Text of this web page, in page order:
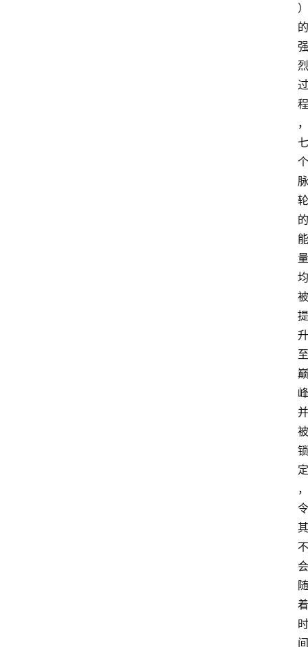
）
的
强
烈
过
程
，
七
个
脉
轮
的
能
量
均
被
提
升
至
巅
峰
并
被
锁
定
，
令
其
不
会
随
着
时
间